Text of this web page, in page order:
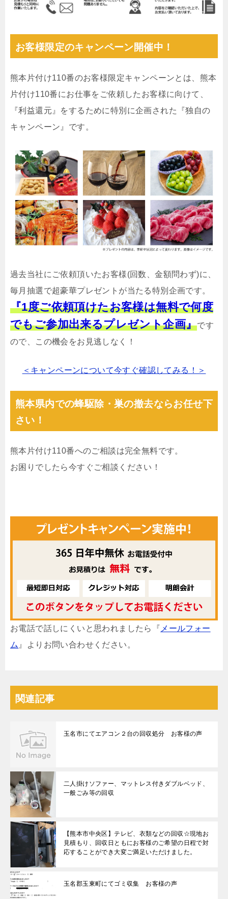
お客様限定のキャンペーン開催中！
熊本片付け110番のお客様限定キャンペーンとは、熊本
片付け110番にお仕事をご依頼したお客様に向けて、
『利益還元』をするために特別に企画された『独自の
キャンペーン』です。
過去当社にご依頼頂いたお客様(回数、金額問わず)に、
毎月抽選で超豪華プレゼントが当たる特別企画です。
『1度ご依頼頂けたお客様は無料で何度
でもご参加出来るプレゼント企画』です
ので、この機会をお見逃しなく！
＜キャンペーンについて今すぐ確認してみる！＞
熊本県内での蜂駆除・巣の撤去ならお任せ下
さい！
熊本片付け110番へのご相談は完全無料です。
お困りでしたら今すぐご相談ください！
お電話で話しにくいと思われましたら『 メールフォー
ム 』よりお問い合わせください。
関連記事
玉名市にてエアコン２台の回収処分 お客様の声
二人掛けソファー、マットレス付きダブルベッド、
一般ごみ等の回収
【熊本市中央区】テレビ、衣類などの回収☆現地お
見積もり、回収日ともにお客様のご希望の日程で対
応することができ大変ご満足いただけました。
玉名郡玉東町にてゴミ収集 お客様の声